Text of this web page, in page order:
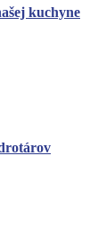
kuchyne